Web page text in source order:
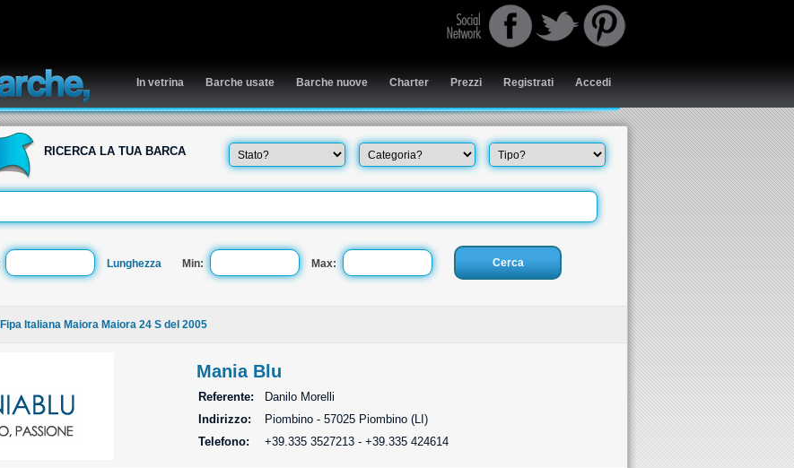
In vetrina Barche usate Barche nuove Charter Prezzi Registrati Accedi
RICERCA LA TUA BARCA
Lunghezza Min: Max:
| Fipa Italiana Maiora Maiora 24 S del 2005
Mania Blu
Referente:
Danilo Morelli
Indirizzo:
Piombino - 57025 Piombino (LI)
Telefono:
+39.335 3527213 - +39.335 424614